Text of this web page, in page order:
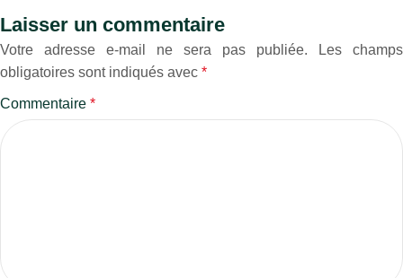
Laisser un commentaire
Votre adresse e-mail ne sera pas publiée.
Les champs
obligatoires sont indiqués avec *
Commentaire *